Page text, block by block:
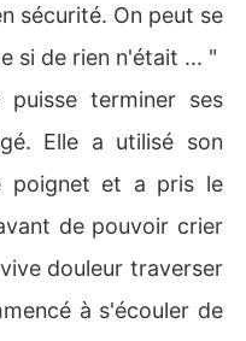
sécurité. On peut se
si de rien n'était ... "
terminer ses
Elle a utilisé son
poignet et a pris le
de pouvoir crier
douleur traverser
à s'écouler de